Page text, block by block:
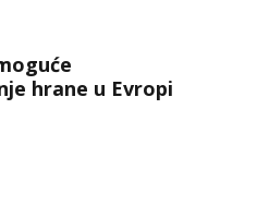
hrane u Evropi